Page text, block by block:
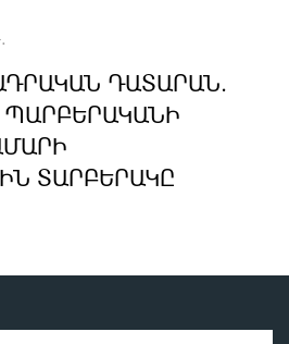
ԴԱՏԱՐԱՆ.
ՊԱՐԲԵՐԱԿԱՆԻ
ՏԱՐԲԵՐԱԿԸ